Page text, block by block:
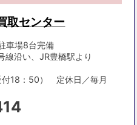
取センター
車場8台完備
線沿い、JR豊橋駅より
18：50） 定休日／毎月